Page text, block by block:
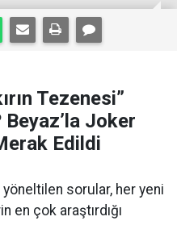
Tezenesi”
Beyaz’la Joker
Edildi
yöneltilen sorular, her yeni
en çok araştırdığı